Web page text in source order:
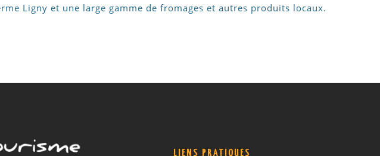
Ligny et une large gamme de fromages et autres produits locaux.
LIENS PRATIQUES